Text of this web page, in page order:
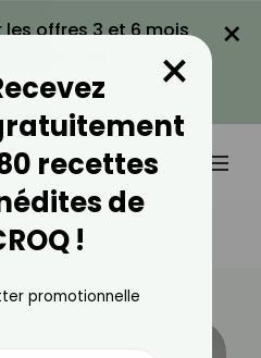
les offres 3 et 6 mois
PROMO
×
L'âge ?
recettes
de
!
×
promotionnelle